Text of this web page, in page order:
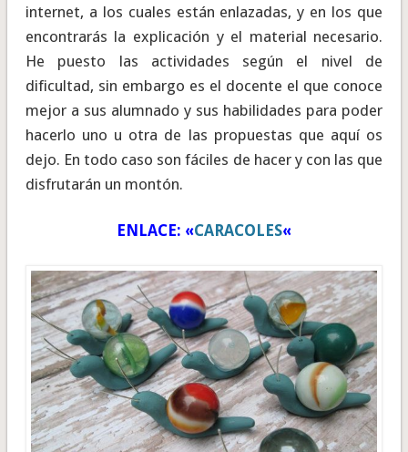
internet, a los cuales están enlazadas, y en los que
encontrarás la explicación y el material necesario.
He puesto las actividades según el nivel de
dificultad, sin embargo es el docente el que conoce
mejor a sus alumnado y sus habilidades para poder
hacerlo uno u otra de las propuestas que aquí os
dejo. En todo caso son fáciles de hacer y con las que
disfrutarán un montón.
ENLACE: «CARACOLES«